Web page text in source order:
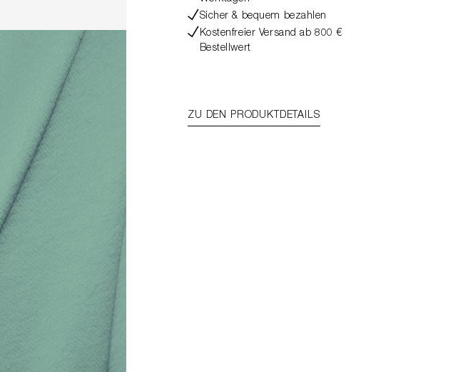
Sicher & bequem bezahlen
Kostenfreier Versand ab 800 €
Bestellwert
ZU DEN PRODUKTDETAILS